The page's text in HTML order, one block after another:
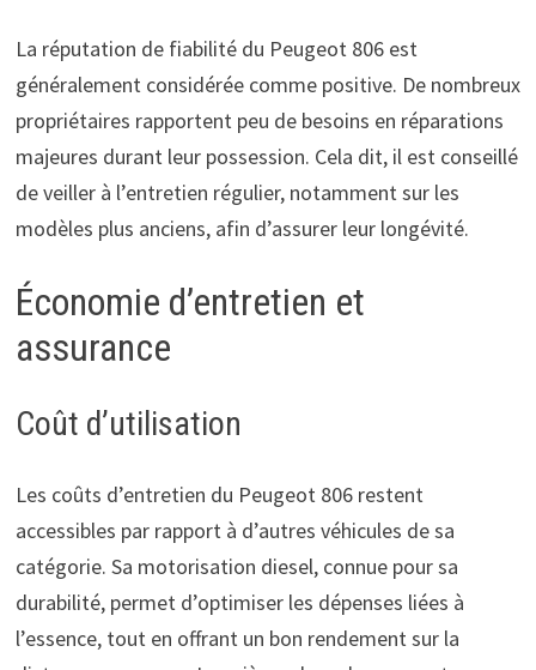
La réputation de fiabilité du Peugeot 806 est
généralement considérée comme positive. De nombreux
propriétaires rapportent peu de besoins en réparations
majeures durant leur possession. Cela dit, il est conseillé
de veiller à l’entretien régulier, notamment sur les
modèles plus anciens, afin d’assurer leur longévité.
Économie d’entretien et
assurance
Coût d’utilisation
Les coûts d’entretien du Peugeot 806 restent
accessibles par rapport à d’autres véhicules de sa
catégorie. Sa motorisation diesel, connue pour sa
durabilité, permet d’optimiser les dépenses liées à
l’essence, tout en offrant un bon rendement sur la